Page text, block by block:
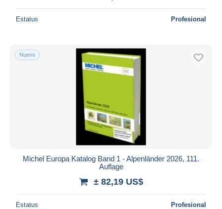
Estatus Profesional
Nuevo
Michel Europa Katalog Band 1 - Alpenländer 2026, 111.
Auflage
± 82,19 US$
Estatus Profesional